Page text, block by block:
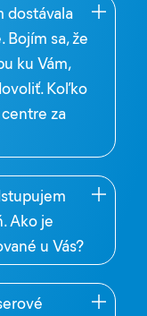
dostávala
sa, že
ku Vám,
Koľko
za
Ako je
u Vás?